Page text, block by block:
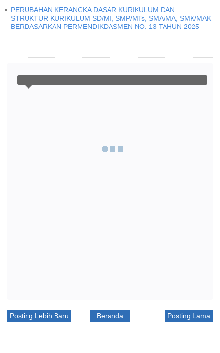
PERUBAHAN KERANGKA DASAR KURIKULUM DAN
STRUKTUR KURIKULUM SD/MI, SMP/MTs, SMA/MA, SMK/MAK
BERDASARKAN PERMENDIKDASMEN NO. 13 TAHUN 2025
Posting Lebih Baru Posting Lama
Beranda